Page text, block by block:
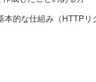
本的な仕組み（HTTP